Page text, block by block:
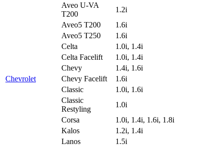
Chevrolet
Aveo U-VA
T200
1.2i
Aveo5 T200
1.6i
Aveo5 T250
1.6i
Celta
1.0i, 1.4i
Celta Facelift
1.0i, 1.4i
Chevy
1.4i, 1.6i
Chevy Facelift
1.6i
Classic
1.0i, 1.6i
Classic
Restyling
1.0i
Corsa
1.0i, 1.4i, 1.6i, 1.8i
Kalos
1.2i, 1.4i
Lanos
1.5i